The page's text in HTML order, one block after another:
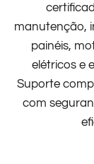
manutenção,
painéis,
elétricos e
Suporte
com